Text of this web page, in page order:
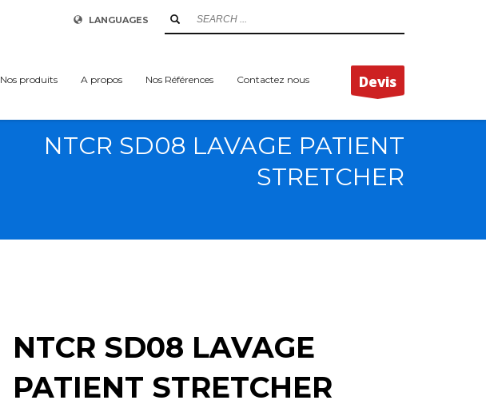
LANGUAGES
Nos produits A propos Nos Références Contactez nous Devis
NTCR SD08 LAVAGE PATIENT
STRETCHER
NTCR SD08 LAVAGE
PATIENT STRETCHER